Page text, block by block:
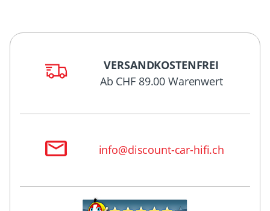
VERSANDKOSTENFREI
Ab CHF 89.00 Warenwert
info@discount-car-hifi.ch